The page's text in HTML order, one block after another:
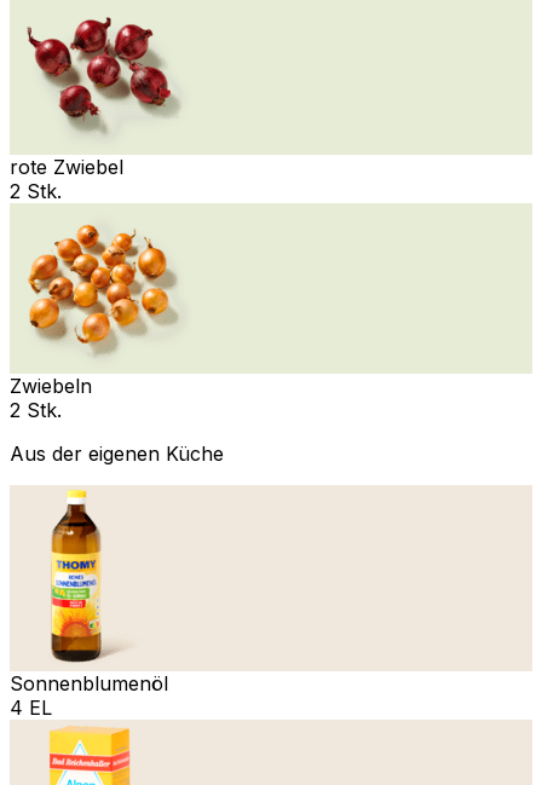
rote Zwiebel
2 Stk.
Zwiebeln
2 Stk.
Aus der eigenen Küche
Sonnenblumenöl
4 EL